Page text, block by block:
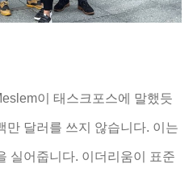
이 태스크포스에 말했듯
만 달러를 쓰지 않습니다. 이는
실어줍니다. 이더리움이 표준